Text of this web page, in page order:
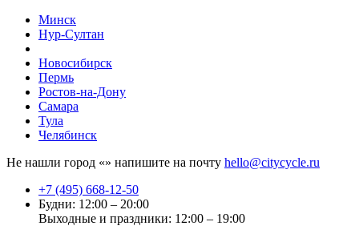
Минск
Нур-Султан
Новосибирск
Пермь
Ростов-на-Дону
Самара
Тула
Челябинск
Не нашли город «» напишите на почту hello@citycycle.ru
+7 (495) 668-12-50
Будни: 12:00 – 20:00
Выходные и праздники: 12:00 – 19:00